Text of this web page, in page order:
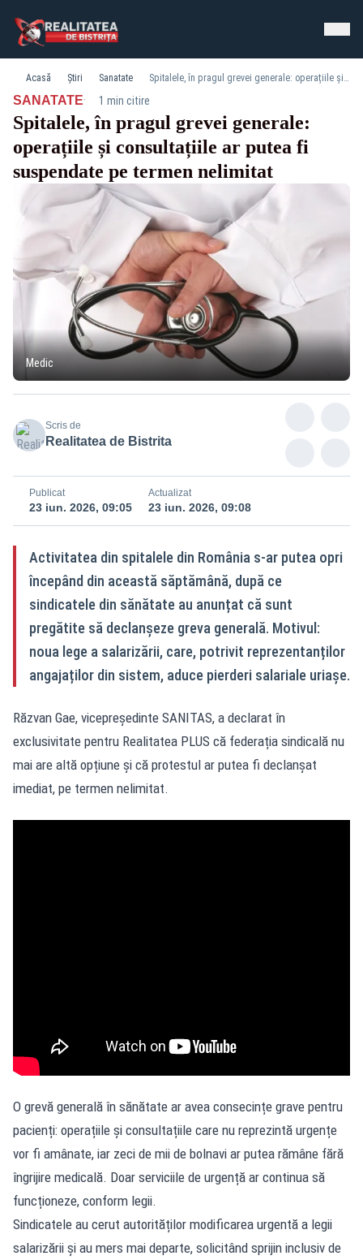
Acasă Știri Sanatate Spitalele, în pragul grevei generale: operațiile și consultațiile ar putea fi suspendate pe termen nelimitat
SANATATE· 1 min citire
Spitalele, în pragul grevei generale:
operațiile și consultațiile ar putea fi
suspendate pe termen nelimitat
Medic
Scris de
Realitatea de Bistrita
Publicat
23 iun. 2026, 09:05
Actualizat
23 iun. 2026, 09:08
Activitatea din spitalele din România s-ar putea opri
începând din această săptămână, după ce
sindicatele din sănătate au anunțat că sunt
pregătite să declanșeze greva generală. Motivul:
noua lege a salarizării, care, potrivit reprezentanților
angajaților din sistem, aduce pierderi salariale uriașe.
Răzvan Gae, vicepreședinte SANITAS, a declarat în
exclusivitate pentru Realitatea PLUS că federația sindicală nu
mai are altă opțiune și că protestul ar putea fi declanșat
imediat, pe termen nelimitat.
O grevă generală în sănătate ar avea consecințe grave pentru
pacienți: operațiile și consultațiile care nu reprezintă urgențe
vor fi amânate, iar zeci de mii de bolnavi ar putea rămâne fără
îngrijire medicală. Doar serviciile de urgență ar continua să
funcționeze, conform legii.
Sindicatele au cerut autorităților modificarea urgentă a legii
salarizării și au mers mai departe, solicitând sprijin inclusiv de